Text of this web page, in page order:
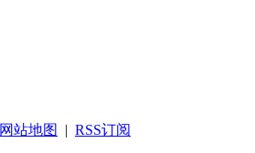
网站地图 | RSS订阅